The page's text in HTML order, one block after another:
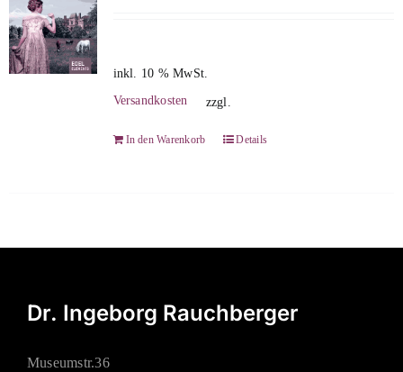
inkl. 10 % MwSt.
zzgl.
Versandkosten
In den Warenkorb Details
Dr. Ingeborg Rauchberger
Museumstr.36